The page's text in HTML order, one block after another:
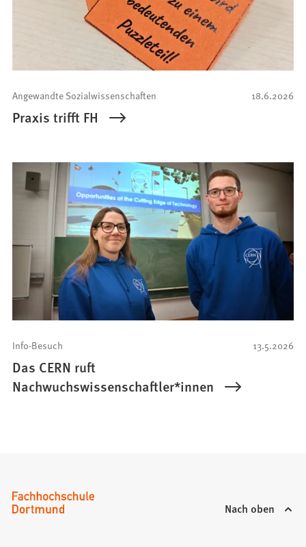
18.6.2026
Angewandte Sozialwissenschaften
Praxis trifft FH
13.5.2026
Info-Besuch
Das CERN ruft
Nachwuchswissenschaftler*innen
Nach oben